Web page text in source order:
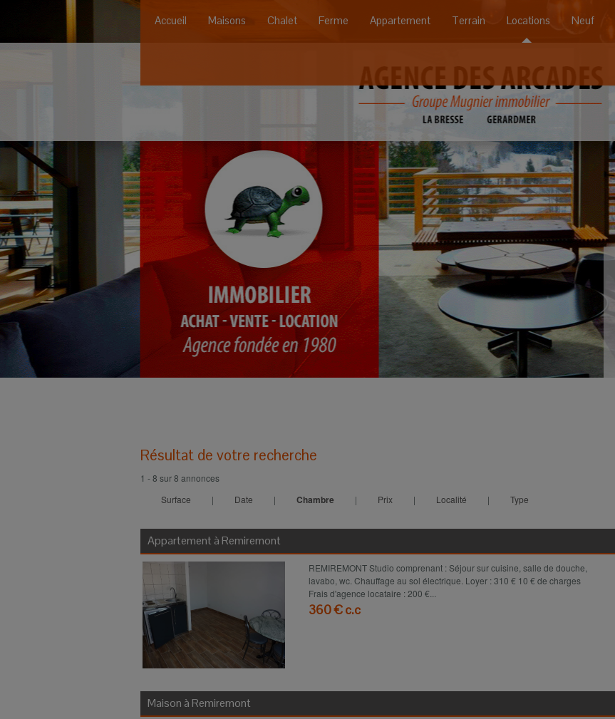
Accueil Maisons Chalet Ferme Appartement Terrain Locations Neuf
Résultat de votre recherche
1 - 8 sur 8 annonces
Surface | Date | Chambre | Prix | Localité | Type
Appartement à Remiremont
REMIREMONT Studio comprenant : Séjour sur cuisine, salle de douche,
lavabo, wc. Chauffage au sol électrique. Loyer : 310 € 10 € de charges
Frais d'agence locataire : 200 €...
360 € c.c
Maison à Remiremont